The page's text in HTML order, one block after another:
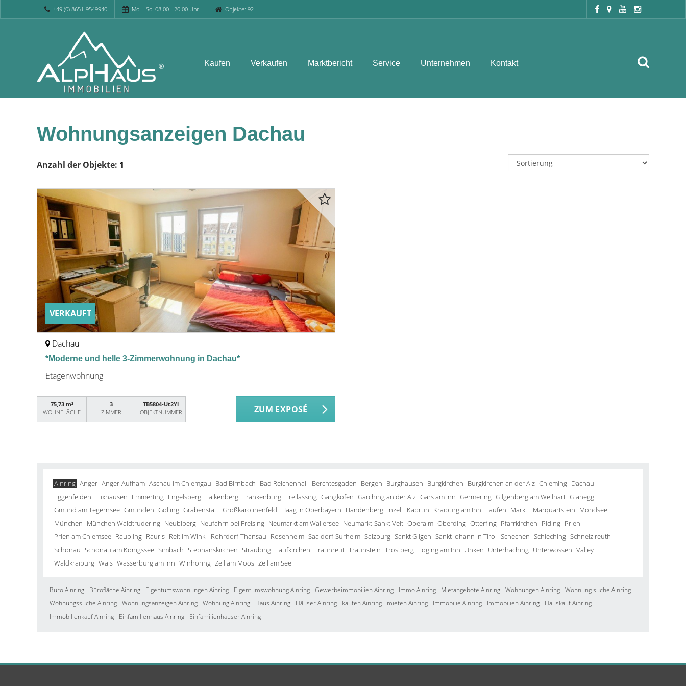
+49 (0) 8651-9549940 Mo. - So. 08.00 - 20.00 Uhr Objekte: 92
Kaufen Verkaufen Marktbericht Service Unternehmen Kontakt
Wohnungsanzeigen Dachau
Anzahl der Objekte: 1
VERKAUFT
Dachau
*Moderne und helle 3-Zimmerwohnung in Dachau*
Etagenwohnung
75,73 m²
WOHNFLÄCHE
3
ZIMMER
TB5804-Ut2Yl
OBJEKTNUMMER
ZUM EXPOSÉ
Ainring Anger Anger-Aufham Aschau im Chiemgau Bad Birnbach Bad Reichenhall Berchtesgaden Bergen Burghausen Burgkirchen Burgkirchen an der Alz Chieming Dachau
Eggenfelden Elixhausen Emmerting Engelsberg Falkenberg Frankenburg Freilassing Gangkofen Garching an der Alz Gars am Inn Germering Gilgenberg am Weilhart Glanegg
Gmund am Tegernsee Gmunden Golling Grabenstätt Großkarolinenfeld Haag in Oberbayern Handenberg Inzell Kaprun Kraiburg am Inn Laufen Marktl Marquartstein Mondsee
München München Waldtrudering Neubiberg Neufahrn bei Freising Neumarkt am Wallersee Neumarkt-Sankt Veit Oberalm Oberding Otterfing Pfarrkirchen Piding Prien
Prien am Chiemsee Raubling Rauris Reit im Winkl Rohrdorf-Thansau Rosenheim Saaldorf-Surheim Salzburg Sankt Gilgen Sankt Johann in Tirol Schechen Schleching Schneizlreuth
Schönau Schönau am Königssee Simbach Stephanskirchen Straubing Taufkirchen Traunreut Traunstein Trostberg Töging am Inn Unken Unterhaching Unterwössen Valley
Waldkraiburg Wals Wasserburg am Inn Winhöring Zell am Moos Zell am See
Büro Ainring Bürofläche Ainring Eigentumswohnungen Ainring Eigentumswohnung Ainring Gewerbeimmobilien Ainring Immo Ainring Mietangebote Ainring Wohnungen Ainring Wohnung suche Ainring
Wohnungssuche Ainring Wohnungsanzeigen Ainring Wohnung Ainring Haus Ainring Häuser Ainring kaufen Ainring mieten Ainring Immobilie Ainring Immobilien Ainring
Hauskauf Ainring
Immobilienkauf Ainring
Einfamilienhaus Ainring Einfamilienhäuser Ainring